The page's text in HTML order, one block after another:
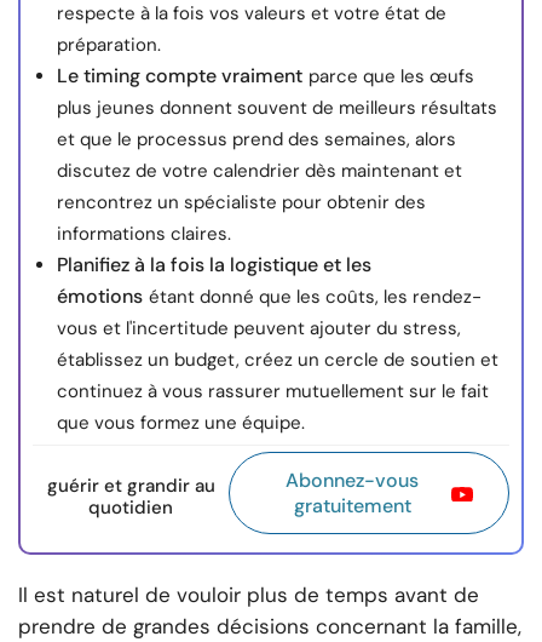
respecte à la fois vos valeurs et votre état de
préparation.
Le timing compte vraiment parce que les œufs
plus jeunes donnent souvent de meilleurs résultats
et que le processus prend des semaines, alors
discutez de votre calendrier dès maintenant et
rencontrez un spécialiste pour obtenir des
informations claires.
Planifiez à la fois la logistique et les
émotions étant donné que les coûts, les rendez-
vous et l'incertitude peuvent ajouter du stress,
établissez un budget, créez un cercle de soutien et
continuez à vous rassurer mutuellement sur le fait
que vous formez une équipe.
guérir et grandir au
quotidien
Abonnez-vous
gratuitement
Il est naturel de vouloir plus de temps avant de
prendre de grandes décisions concernant la famille,